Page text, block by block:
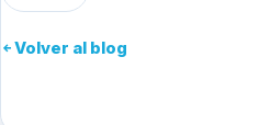
Volver al blog